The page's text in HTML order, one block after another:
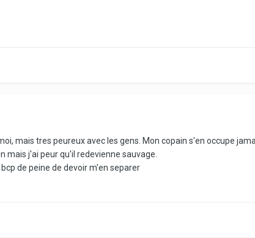
mais tres peureux avec les gens. Mon copain s'en occupe
mais j'ai peur qu'il redevienne sauvage.
de peine de devoir m'en separer